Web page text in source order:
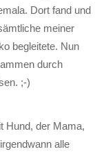
Dort fand und
meiner
begleitete. Nun
durch
;-)
Hund, der Mama,
alle